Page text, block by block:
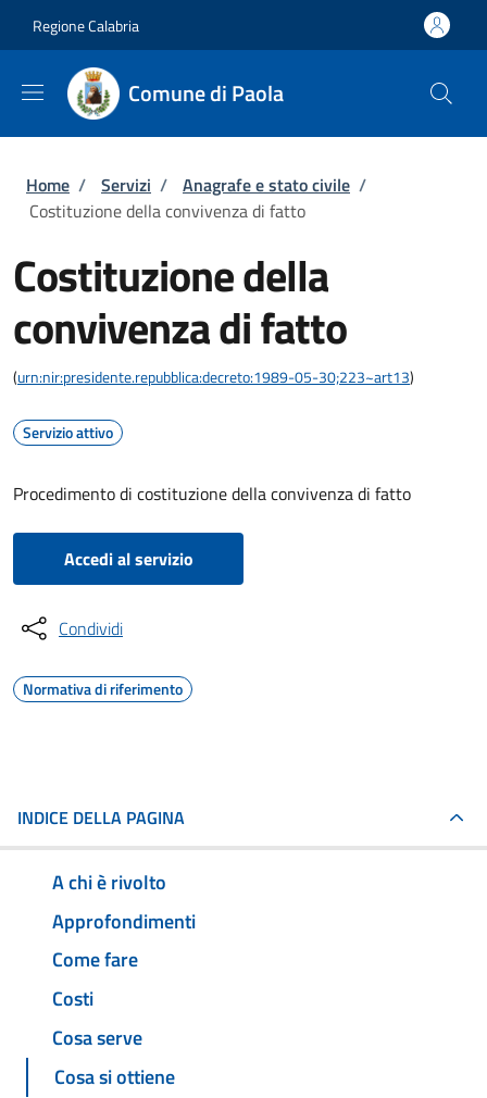
Regione Calabria
Comune di Paola
Briciole di pane
Home / Servizi / Anagrafe e stato civile /
Costituzione della convivenza di fatto
Costituzione della
convivenza di fatto
(urn:nir:presidente.repubblica:decreto:1989-05-30;223~art13)
Servizio attivo
Procedimento di costituzione della convivenza di fatto
Accedi al servizio
Condividi
Normativa di riferimento
INDICE DELLA PAGINA
A chi è rivolto
Approfondimenti
Come fare
Costi
Cosa serve
Cosa si ottiene